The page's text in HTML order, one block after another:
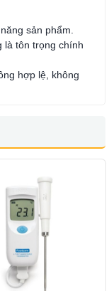
sản phẩm.
là tôn trọng chính
hợp lệ, không